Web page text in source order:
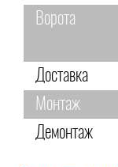
Ворота
Доставка
Монтаж
Демонтаж